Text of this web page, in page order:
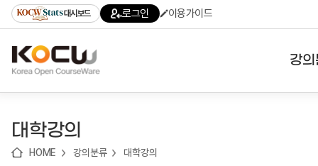
기
기
기
content)
가
대시보드 로그인 이용가이드
강
대학강의
HOME 강의분류 대학강의